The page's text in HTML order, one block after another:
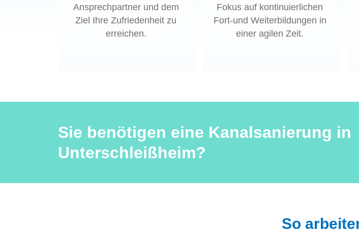
Ansprechpartner und dem
Ziel Ihre Zufriedenheit zu
erreichen.
Fokus auf kontinuierlichen
Fort-und Weiterbildungen in
einer agilen Zeit.
Sie benötigen eine Kanalsanierung in
Unterschleißheim?
So